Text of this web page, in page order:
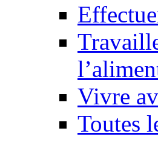
Vivre
Toutes